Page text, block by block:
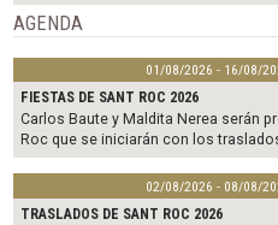
c
e
b
o
o
k
i
t
t
e
r
i
l
AGENDA
01/08/2026 - 16/08/
FIESTAS DE SANT ROC 2026
Carlos Baute y Maldita Nerea serán
Roc que se iniciarán con los
02/08/2026 - 08/08/
TRASLADOS DE SANT ROC 2026